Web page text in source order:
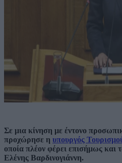
Σε μια κίνηση με έντονο
προχώρησε η υπουργός
οποία πλέον φέρει επισήμως και
Ελένης Βαρδινογιάννη.